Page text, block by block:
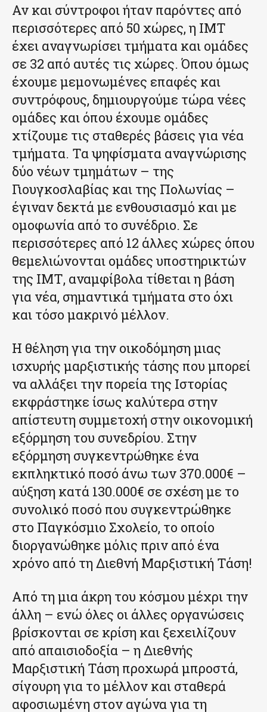
Αν και σύντροφοι ήταν παρόντες από
περισσότερες από 50 χώρες, η ΙΜΤ
έχει αναγνωρίσει τμήματα και ομάδες
σε 32 από αυτές τις χώρες. Όπου όμως
έχουμε μεμονωμένες επαφές και
συντρόφους, δημιουργούμε τώρα νέες
ομάδες και όπου έχουμε ομάδες
χτίζουμε τις σταθερές βάσεις για νέα
τμήματα. Τα ψηφίσματα αναγνώρισης
δύο νέων τμημάτων – της
Γιουγκοσλαβίας και της Πολωνίας –
έγιναν δεκτά με ενθουσιασμό και με
ομοφωνία από το συνέδριο. Σε
περισσότερες από 12 άλλες χώρες όπου
θεμελιώνονται ομάδες υποστηρικτών
της ΙΜΤ, αναμφίβολα τίθεται η βάση
για νέα, σημαντικά τμήματα στο όχι
και τόσο μακρινό μέλλον.
Η θέληση για την οικοδόμηση μιας
ισχυρής μαρξιστικής τάσης που μπορεί
να αλλάξει την πορεία της Ιστορίας
εκφράστηκε ίσως καλύτερα στην
απίστευτη συμμετοχή στην οικονομική
εξόρμηση του συνεδρίου. Στην
εξόρμηση συγκεντρώθηκε ένα
εκπληκτικό ποσό άνω των 370.000€ –
αύξηση κατά 130.000€ σε σχέση με το
συνολικό ποσό που συγκεντρώθηκε
στο Παγκόσμιο Σχολείο, το οποίο
διοργανώθηκε μόλις πριν από ένα
χρόνο από τη Διεθνή Μαρξιστική Τάση!
Από τη μια άκρη του κόσμου μέχρι την
άλλη – ενώ όλες οι άλλες οργανώσεις
βρίσκονται σε κρίση και ξεχειλίζουν
από απαισιοδοξία – η Διεθνής
Μαρξιστική Τάση προχωρά μπροστά,
σίγουρη για το μέλλον και σταθερά
αφοσιωμένη στον αγώνα για τη